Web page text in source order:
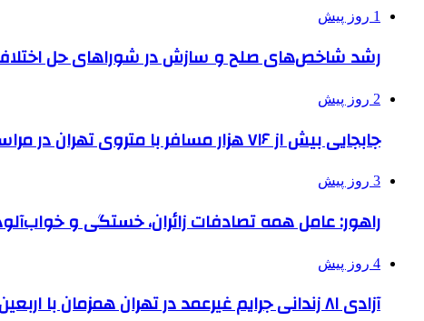
1 روز پیش
رشد شاخص‌های صلح و سازش در شوراهای حل
2 روز پیش
جابجایی بیش از ۷۱۶ هزار مسافر با متروی تهران در مراسم جاماندگان اربعین
3 روز پیش
راهور: عامل همه تصادفات زائران، خستگی و
4 روز پیش
آزادی ۸۱ زندانی جرایم غیرعمد در تهران همزمان با اربعین